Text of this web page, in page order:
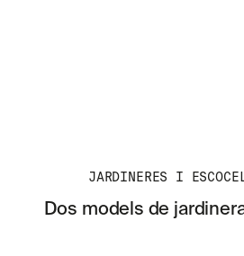
JARDINERES I
Dos models de